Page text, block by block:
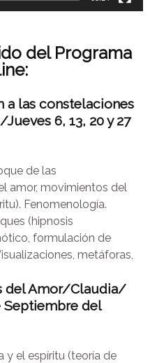
del Programa
a las constelaciones
6, 13, 20 y 27
de las
amor, movimientos del
Fenomenología.
(hipnosis
formulación de
metáforas,
del Amor/Claudia/
Septiembre del
y el espíritu (teoría de